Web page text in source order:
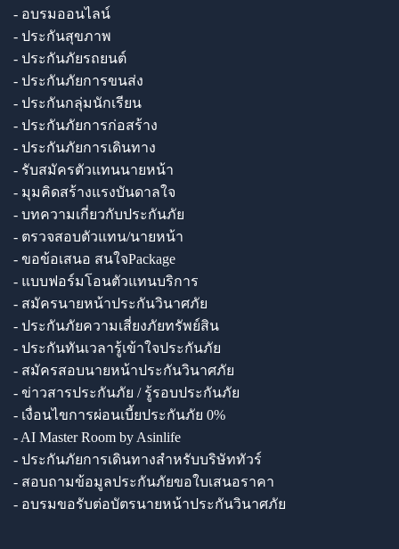
- อบรมออนไลน์
- ประกันสุขภาพ
- ประกันภัยรถยนต์
- ประกันภัยการขนส่ง
- ประกันกลุ่มนักเรียน
- ประกันภัยการก่อสร้าง
- ประกันภัยการเดินทาง
- รับสมัครตัวแทนนายหน้า
- มุมคิดสร้างแรงบันดาลใจ
- บทความเกี่ยวกับประกันภัย
- ตรวจสอบตัวแทน/นายหน้า
- ขอข้อเสนอ สนใจPackage
- แบบฟอร์มโอนตัวแทนบริการ
- สมัครนายหน้าประกันวินาศภัย
- ประกันภัยความเสี่ยงภัยทรัพย์สิน
- ประกันทันเวลารู้เข้าใจประกันภัย
- สมัครสอบนายหน้าประกันวินาศภัย
- ข่าวสารประกันภัย / รู้รอบประกันภัย
- เงื่อนไขการผ่อนเบี้ยประกันภัย 0%
- AI Master Room by Asinlife
- ประกันภัยการเดินทางสำหรับบริษัททัวร์
- สอบถามข้อมูลประกันภัยขอใบเสนอราคา
- อบรมขอรับต่อบัตรนายหน้าประกันวินาศภัย